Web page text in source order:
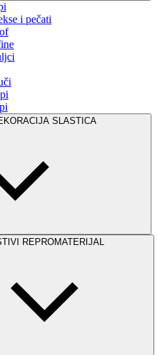
i pečati
SLASTICA
REPROMATERIJAL